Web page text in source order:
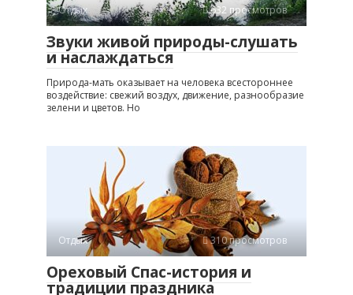
Отдых 632 просмотров
Звуки живой природы-слушать
и наслаждаться
Природа-мать оказывает на человека всестороннее
воздействие: свежий воздух, движение, разнообразие
зелени и цветов. Но
Отдых 310 просмотров
Ореховый Спас-история и
традиции праздника